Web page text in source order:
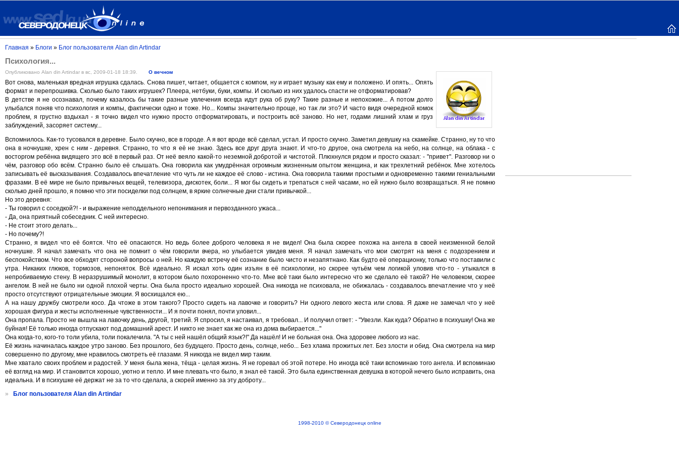
Главная » Блоги » Блог пользователя Alan din Artindar
Психология...
Опубликовано Alan din Artindar в вс, 2009-01-18 18:39. О вечном
Вот снова, маленькая вредная игрушка сдалась. Снова пишет, читает, общается с компом, ну и играет музыку как ему и положено. И опять... Опять
формат и перепрошивка. Сколько было таких игрушек? Плеера, нетбуки, буки, компы. И сколько из них удалось спасти не отформатировав?
В детстве я не осознавал, почему казалось бы такие разные увлечения всегда идут рука об руку? Такие разные и непохожие... А потом долго
улыбался поняв что психология и компы, фактически одно и тоже. Но... Компы значительно проще, но так ли это? И часто видя очередной комок
проблем, я грустно вздыхал - я точно видел что нужно просто отформатировать, и построить всё заново. Но нет, годами лишний хлам и груз
заблуждений, засоряет систему...
Вспомнилось. Как-то тусовался в деревне. Было скучно, все в городе. А я вот вроде всё сделал, устал. И просто скучно. Заметил девушку на скамейке. Странно, ну то что
она в ночнушке, хрен с ним - деревня. Странно, то что я её не знаю. Здесь все друг друга знают. И что-то другое, она смотрела на небо, на солнце, на облака - с
восторгом ребёнка видящего это всё в первый раз. От неё веяло какой-то неземной добротой и чистотой. Плюхнулся рядом и просто сказал: - "привет". Разговор ни о
чём, разговор обо всём. Странно было её слышать. Она говорила как умудрённая огромным жизненным опытом женщина, и как трехлетний ребёнок. Мне хотелось
записывать её высказывания. Создавалось впечатление что чуть ли не каждое её слово - истина. Она говорила такими простыми и одновременно такими гениальными
фразами. В её мире не было привычных вещей, телевизора, дискотек, боли... Я мог бы сидеть и трепаться с ней часами, но ей нужно было возвращаться. Я не помню
сколько дней прошло, я помню что эти посиделки под солнцем, в яркие солнечные дни стали привычкой...
Но это деревня:
- Ты говорил с соседкой?! - и выражение неподдельного непонимания и первозданного ужаса...
- Да, она приятный собеседник. С ней интересно.
- Не стоит этого делать...
- Но почему?!
Странно, я видел что её боятся. Что её опасаются. Но ведь более доброго человека я не видел! Она была скорее похожа на ангела в своей неизменной белой
ночнушке. Я начал замечать что она не помнит о чём говорили вчера, но улыбается увидев меня. Я начал замечать что мои смотрят на меня с подозрением и
беспокойством. Что все обходят стороной вопросы о ней. Но каждую встречу её сознание было чисто и незапятнано. Как будто её операционку, только что поставили с
утра. Никаких глюков, тормозов, непоняток. Всё идеально. Я искал хоть один изъян в её психологии, но скорее чутьём чем логикой уловив что-то - утыкался в
непробиваемую стену. В неразрушимый монолит, в котором было похороненно что-то. Мне всё таки было интересно что же сделало её такой? Не человеком, скорее
ангелом. В ней не было ни одной плохой черты. Она была просто идеально хорошей. Она никогда не психовала, не обижалась - создавалось впечатление что у неё
просто отсутствуют отрицательные эмоции. Я восхищался ею...
А на нашу дружбу смотрели косо. Да чтоже в этом такого? Просто сидеть на лавочке и говорить? Ни одного левого жеста или слова. Я даже не замечал что у неё
хорошая фигура и жесты исполненные чувственности... И я почти понял, почти уловил...
Она пропала. Просто не вышла на лавочку день, другой, третий. Я спросил, я настаивал, я требовал... И получил ответ: - "Увезли. Как куда? Обратно в психушку! Она же
буйная! Её только иногда отпускают под домашний арест. И никто не знает как же она из дома выбирается..."
Она когда-то, кого-то толи убила, толи покалечила. "А ты с ней нашёл общий язык?!" Да нашёл! И не больная она. Она здоровее любого из нас.
Её жизнь начиналась каждое утро заново. Без прошлого, без будущего. Просто день, солнце, небо... Без хлама прожитых лет. Без злости и обид. Она смотрела на мир
совершенно по другому, мне нравилось смотреть её глазами. Я никогда не видел мир таким.
Мне хватало своих проблем и радостей. У меня была жена, тёща - целая жизнь. Я не горевал об этой потере. Но иногда всё таки вспоминаю того ангела. И вспоминаю
её взгляд на мир. И становится хорошо, уютно и тепло. И мне плевать что было, я знал её такой. Это была единственная девушка в которой нечего было исправить, она
идеальна. И в психушке её держат не за то что сделала, а скорей именно за эту доброту...
»
Блог пользователя Alan din Artindar
1998-2010 © Северодонецк online